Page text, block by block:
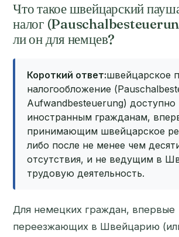
Что такое швейцарский
налог
ли он для немцев?
Короткий ответ:швейцарское
налогообложение
Aufwandbesteuerung) доступно
иностранным гражданам,
принимающим швейцарское
либо после не менее чем
отсутствия, и не ведущим в
трудовую деятельность.
Для немецких граждан, впервые
переезжающих в Швейцарию